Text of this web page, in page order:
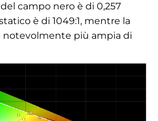
campo nero è di 0,257
è di 1049:1, mentre la
notevolmente più ampia di